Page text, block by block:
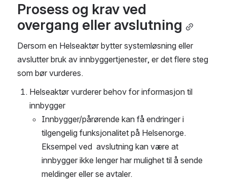
Prosess og krav ved
overgang eller avslutning
Dersom en Helseaktør bytter systemløsning eller
avslutter bruk av innbyggertjenester, er det flere steg
som bør vurderes.
Helseaktør vurderer behov for informasjon til
innbygger
Innbygger/pårørende kan få endringer i
tilgengelig funksjonalitet på Helsenorge.
Eksempel ved  avslutning kan være at
innbygger ikke lenger har mulighet til å sende
meldinger eller se avtaler.